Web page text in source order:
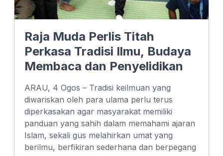
Raja Muda Perlis Titah
Perkasa Tradisi Ilmu, Budaya
Membaca dan Penyelidikan
ARAU, 4 Ogos – Tradisi keilmuan yang
diwariskan oleh para ulama perlu terus
diperkasakan agar masyarakat memiliki
panduan yang sahih dalam memahami ajaran
Islam, sekali gus melahirkan umat yang
berilmu, berfikiran sederhana dan berpegang